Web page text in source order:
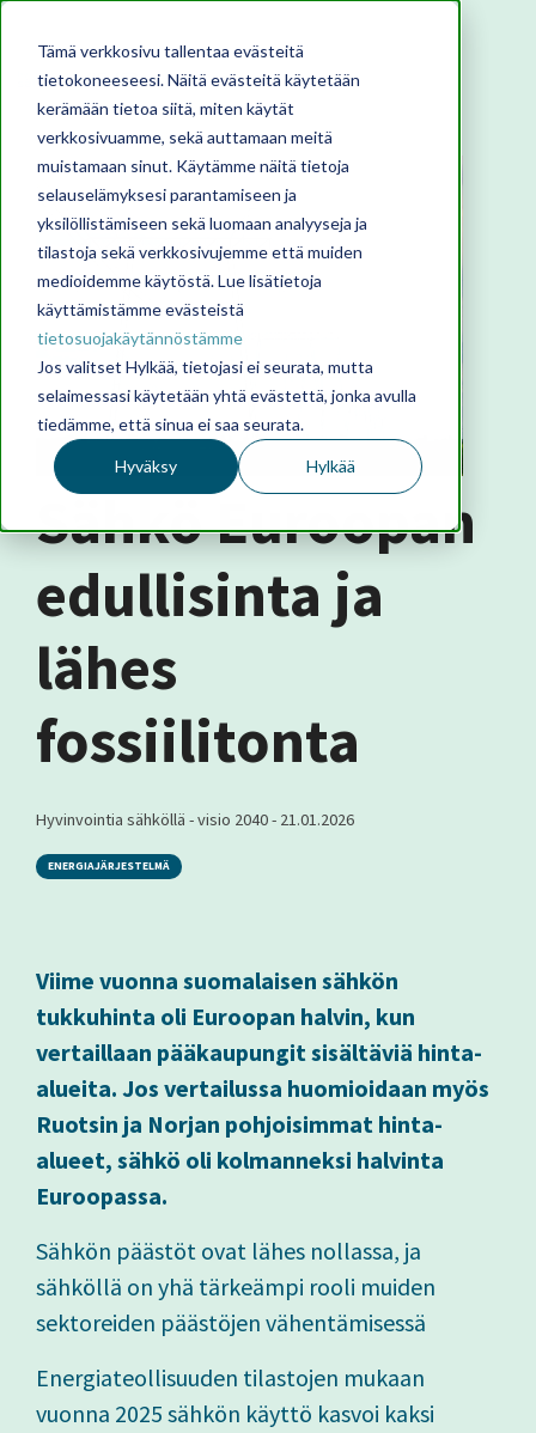
Tämä verkkosivu tallentaa evästeitä
tietokoneeseesi. Näitä evästeitä käytetään
kerämään tietoa siitä, miten käytät
verkkosivuamme, sekä auttamaan meitä
muistamaan sinut. Käytämme näitä tietoja
selauselämyksesi parantamiseen ja
yksilöllistämiseen sekä luomaan analyyseja ja
tilastoja sekä verkkosivujemme että muiden
medioidemme käytöstä. Lue lisätietoja
käyttämistämme evästeistä
tietosuojakäytännöstämme
Jos valitset Hylkää, tietojasi ei seurata, mutta
selaimessasi käytetään yhtä evästettä, jonka avulla
tiedämme, että sinua ei saa seurata.
Hyväksy Hylkää
Sähkö Euroopan
edullisinta ja
lähes
fossiilitonta
Hyvinvointia sähköllä - visio 2040- 21.01.2026
ENERGIAJÄRJESTELMÄ
Viime vuonna suomalaisen sähkön
tukkuhinta oli Euroopan halvin, kun
vertaillaan pääkaupungit sisältäviä hinta-
alueita. Jos vertailussa huomioidaan myös
Ruotsin ja Norjan pohjoisimmat hinta-
alueet, sähkö oli kolmanneksi halvinta
Euroopassa.
Sähkön päästöt ovat lähes nollassa, ja
sähköllä on yhä tärkeämpi rooli muiden
sektoreiden päästöjen vähentämisessä
Energiateollisuuden tilastojen mukaan
vuonna 2025 sähkön käyttö kasvoi kaksi